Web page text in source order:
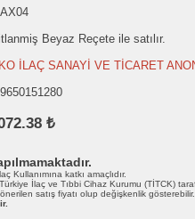
Beyaz Reçete ile satılır.
İLAÇ SANAYİ VE TİCARET
₺
Kullanımına katkı amaçlıdır.
Türkiye İlaç ve Tıbbi Cihaz Kurumu (TİTCK)
satış fiyatı olup değişkenlik gösterebilir.